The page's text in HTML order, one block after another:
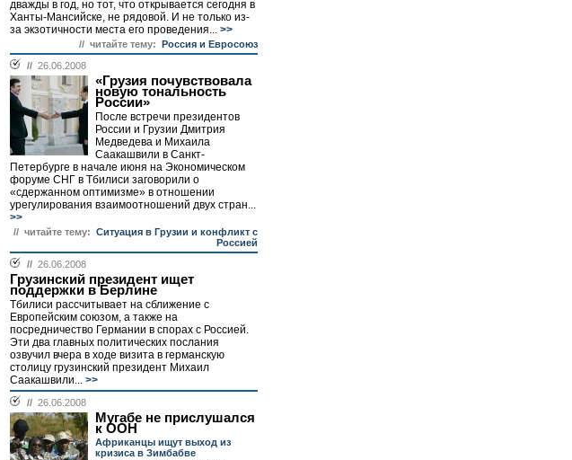
дважды в год, но тот, что открывается сегодня в
Ханты-Мансийске, не рядовой. И не только из-
за экзотичности места его проведения... >>
// читайте тему: Россия и Евросоюз
// 26.06.2008
«Грузия почувствовала
новую тональность
России»
После встречи президентов
России и Грузии Дмитрия
Медведева и Михаила
Саакашвили в Санкт-
Петербурге в начале июня на Экономическом
форуме СНГ в Тбилиси заговорили о
«сдержанном оптимизме» в отношении
урегулирования взаимоотношений двух стран...
>>
// читайте тему: Ситуация в Грузии и конфликт с
Россией
// 26.06.2008
Грузинский президент ищет
поддержки в Берлине
Тбилиси рассчитывает на сближение с
Европейским союзом, а также на
посредничество Германии в спорах с Россией.
Эти два главных политических послания
озвучил вчера в ходе визита в германскую
столицу грузинский президент Михаил
Саакашвили... >>
// 26.06.2008
Мугабе не прислушался
к ООН
Африканцы ищут выход из
кризиса в Зимбабве